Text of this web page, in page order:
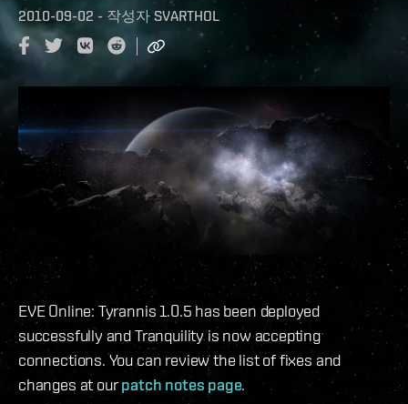
2010-09-02 - 작성자 SVARTHOL
EVE Online: Tyrannis 1.0.5 has been deployed
successfully and Tranquility is now accepting
connections. You can review the list of fixes and
changes at ourpatch notes page.